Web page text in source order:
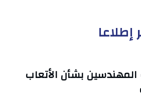
إطلاعا
بشأن الأتعاب